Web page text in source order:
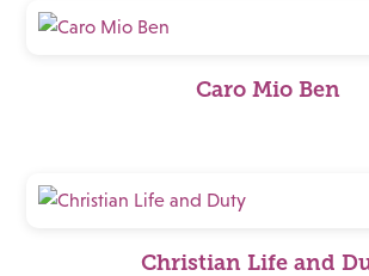
Caro Mio Ben
Christian Life and